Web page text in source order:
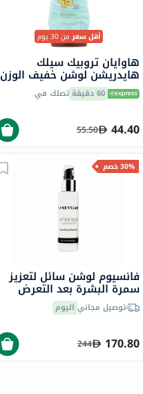
أقل سعرمن 30 يوم
هاوايان تروبيك سيلك
هايدريشن لوشن خفيف الوزن
بعد التعرض لأشعة الشمس
177 مل 60 دقيقة تصلك في
44.40
55.50
30% خصم
فانسيوم لوشن سائل لتعزيز
سمرة البشرة بعد التعرض
لأشعة الشمس 100 مل
توصيل مجاني اليوم
170.80
244